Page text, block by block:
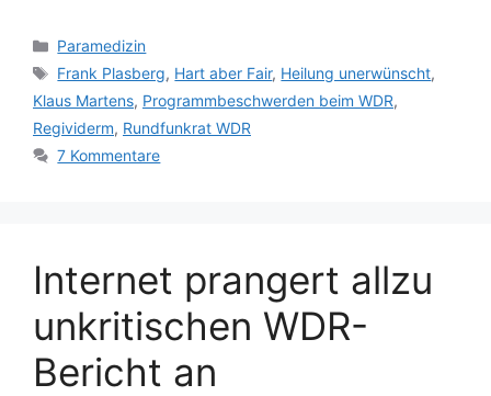
Kategorien
Paramedizin
Schlagwörter
Frank Plasberg, Hart aber Fair, Heilung unerwünscht,
Klaus Martens, Programmbeschwerden beim WDR,
Regividerm, Rundfunkrat WDR
7 Kommentare
Internet prangert allzu
unkritischen WDR-
Bericht an